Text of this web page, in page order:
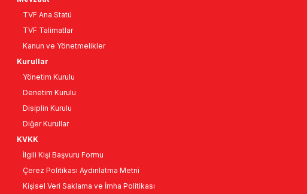
TVF Ana Statü
TVF Talimatlar
Kanun ve Yönetmelikler
Kurullar
Yönetim Kurulu
Denetim Kurulu
Disiplin Kurulu
Diğer Kurullar
KVKK
İlgili Kişi Başvuru Formu
Çerez Politikası Aydınlatma Metni
Kişisel Veri Saklama ve İmha Politikası